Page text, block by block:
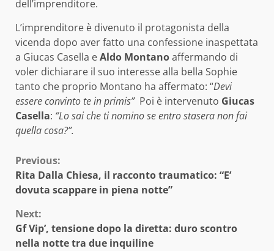
dell’imprenditore.
L’imprenditore è divenuto il protagonista della
vicenda dopo aver fatto una confessione inaspettata
a Giucas Casella eAldo Montanoaffermando di
voler dichiarare il suo interesse alla bella Sophie
tanto che proprio Montano ha affermato: “Devi
essere convinto te in primis”Poi è intervenuto Giucas
Casella: “Lo sai che ti nomino se entro stasera non fai
quella cosa?”.
Continue
Reading
Previous:
Rita Dalla Chiesa, il racconto traumatico: “E’
dovuta scappare in piena notte”
Next:
Gf Vip’, tensione dopo la diretta: duro scontro
nella notte tra due inquiline